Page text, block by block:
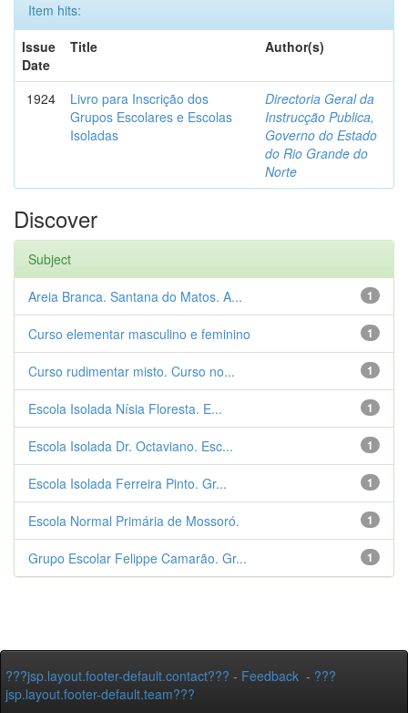
Item hits:
Issue
Date
Title Author(s)
1924
Livro para Inscrição dos
Grupos Escolares e Escolas
Isoladas
Directoria Geral da
Instrucção Publica,
Governo do Estado
do Rio Grande do
Norte
Discover
Subject
1
Areia Branca. Santana do Matos. A...
1
Curso elementar masculino e feminino
1
Curso rudimentar misto. Curso no...
1
Escola Isolada Nísia Floresta. E...
1
Escola Isolada Dr. Octaviano. Esc...
1
Escola Isolada Ferreira Pinto. Gr...
1
Escola Normal Primária de Mossoró.
1
Grupo Escolar Felippe Camarão. Gr...
???jsp.layout.footer-default.contact??? - Feedback - ???
jsp.layout.footer-default.team???